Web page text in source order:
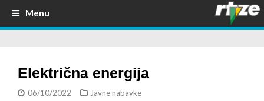
Menu
Električna energija
06/10/2022 Javne nabavke